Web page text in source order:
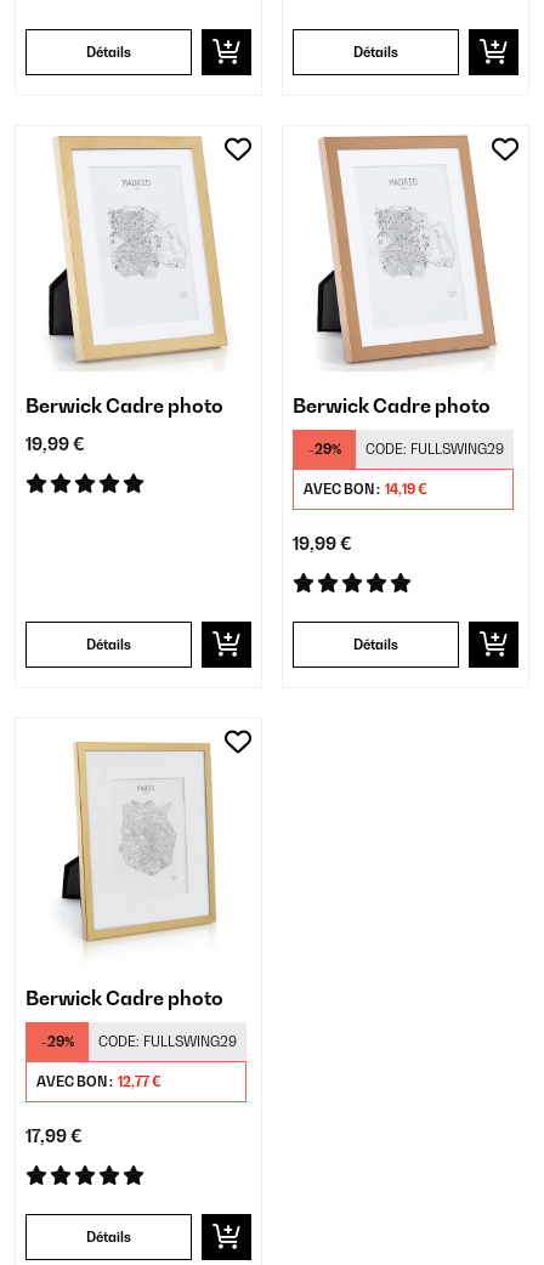
Détails Détails
Berwick Cadre photo
19,99 €
Détails
Berwick Cadre photo
-29% CODE: FULLSWING29
AVEC BON : 14,19 €
19,99 €
Détails
Berwick Cadre photo
-29% CODE: FULLSWING29
AVEC BON : 12,77 €
17,99 €
Détails